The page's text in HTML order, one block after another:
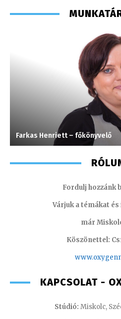
Farkas Henriett – főkönyvelő
Fordulj hozzánk
Várjuk a témákat
már
Köszönettel:
www.oxyge
KAPCSOLAT -
Stúdió: Miskolc,